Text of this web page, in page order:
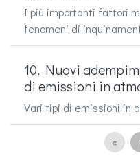
I più importanti fattori
fenomeni di
10. Nuovi
di emissioni in
Vari tipi di emissioni in
«